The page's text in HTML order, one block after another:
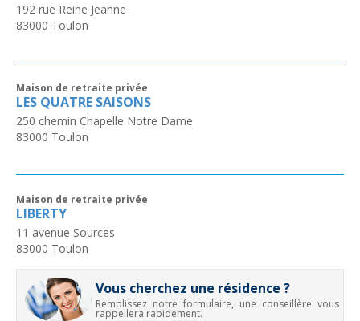
192 rue Reine Jeanne
83000 Toulon
Maison de retraite privée
LES QUATRE SAISONS
250 chemin Chapelle Notre Dame
83000 Toulon
Maison de retraite privée
LIBERTY
11 avenue Sources
83000 Toulon
Vous cherchez une résidence ?
Remplissez notre formulaire, une conseillère vous
rappellera rapidement.